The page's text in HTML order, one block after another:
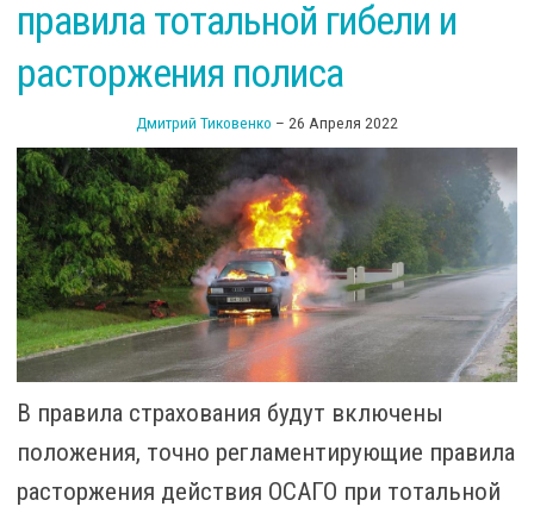
правила тотальной гибели и
расторжения полиса
Дмитрий Тиковенко – 26 Апреля 2022
В правила страхования будут включены
положения, точно регламентирующие правила
расторжения действия ОСАГО при тотальной